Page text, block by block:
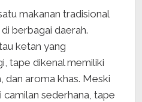
makanan tradisional
berbagai daerah.
ketan yang
tape dikenal memiliki
dan aroma khas. Meski
sederhana, tape